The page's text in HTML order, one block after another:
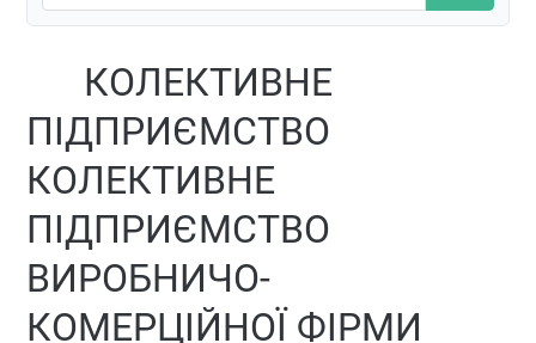
КОЛЕКТИВНЕ
ПІДПРИЄМСТВО
КОЛЕКТИВНЕ
ПІДПРИЄМСТВО
ВИРОБНИЧО-
КОМЕРЦІЙНОЇ ФІРМИ